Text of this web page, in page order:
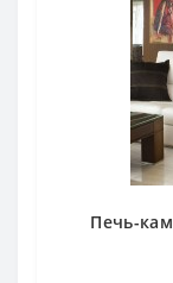
Печь-